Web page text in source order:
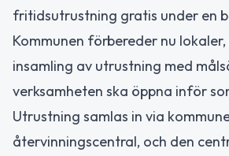
fritidsutrustning gratis under en
Kommunen förbereder nu
insamling av utrustning med
verksamheten ska öppna inför
Utrustning samlas in via
återvinningscentral, och den